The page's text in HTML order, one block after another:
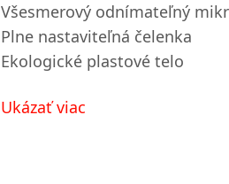
Všesmerový odnímateľný
Plne nastaviteľná čelenka
Ekologické plastové telo
Ukázať viac